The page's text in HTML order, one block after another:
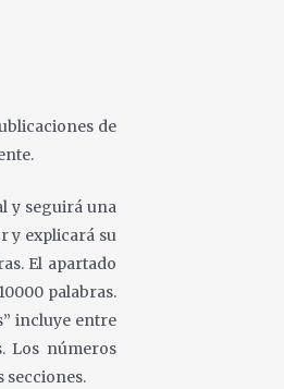
de
y seguirá una
y explicará su
El apartado
palabras.
incluye entre
Los números
secciones.